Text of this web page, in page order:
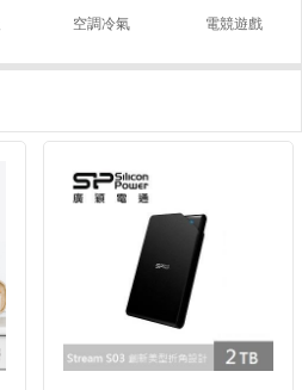
空調冷氣 電競遊戲